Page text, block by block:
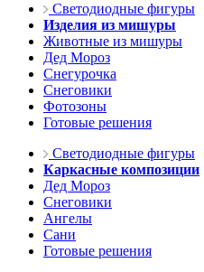
Светодиодные фигуры
Изделия из мишуры
Животные из мишуры
Дед Мороз
Снегурочка
Снеговики
Фотозоны
Готовые решения
Светодиодные фигуры
Каркасные композиции
Дед Мороз
Снеговики
Ангелы
Сани
Готовые решения